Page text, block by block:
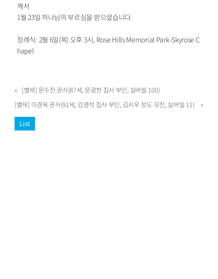
께서
1월 23일 하나님의 부르심을 받으셨습니다.
장례식: 2월 6일(목) 오후 3시, Rose Hills Memorial Park-Skyrose C
hapel
« [별세] 문수잔 권사(87세, 문광천 집사 부인, 실버빌 100)
[별세] 이경옥 권사(91세, 김영석 집사 부인, 김시우 성도 모친, 실버빌 11)
»
List